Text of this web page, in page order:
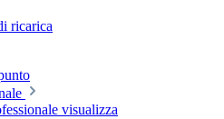
ricarica
visualizza